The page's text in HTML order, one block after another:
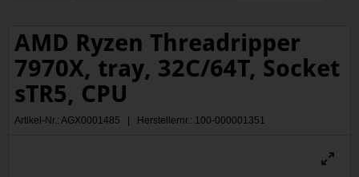
AMD Ryzen Threadripper
7970X, tray, 32C/64T, Socket
sTR5, CPU
Artikel-Nr.: AGX0001485 | Herstellernr.: 100-000001351